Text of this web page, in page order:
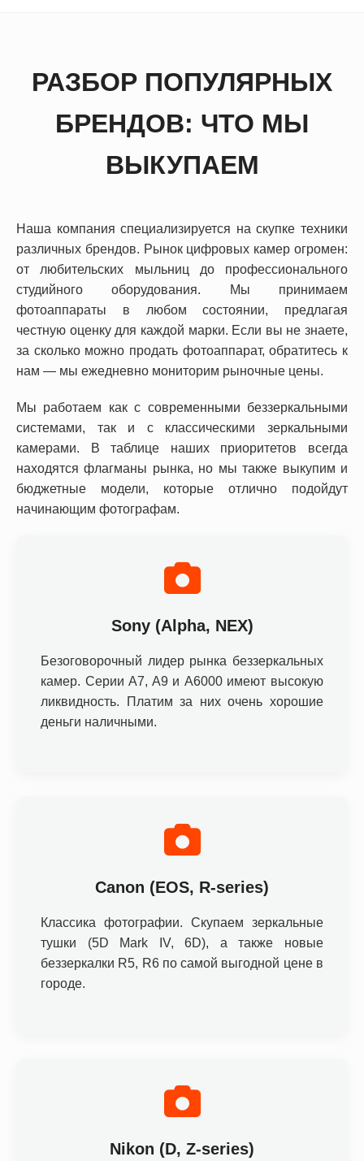
РАЗБОР ПОПУЛЯРНЫХ
БРЕНДОВ: ЧТО МЫ
ВЫКУПАЕМ
Наша компания специализируется на скупке техники
различных брендов. Рынок цифровых камер огромен:
от любительских мыльниц до профессионального
студийного оборудования. Мы принимаем
фотоаппараты в любом состоянии, предлагая
честную оценку для каждой марки. Если вы не знаете,
за сколько можно продать фотоаппарат, обратитесь к
нам — мы ежедневно мониторим рыночные цены.
Мы работаем как с современными беззеркальными
системами, так и с классическими зеркальными
камерами. В таблице наших приоритетов всегда
находятся флагманы рынка, но мы также выкупим и
бюджетные модели, которые отлично подойдут
начинающим фотографам.
Sony (Alpha, NEX)
Безоговорочный лидер рынка беззеркальных
камер. Серии A7, A9 и A6000 имеют высокую
ликвидность. Платим за них очень хорошие
деньги наличными.
Canon (EOS, R-series)
Классика фотографии. Скупаем зеркальные
тушки (5D Mark IV, 6D), а также новые
беззеркалки R5, R6 по самой выгодной цене в
городе.
Nikon (D, Z-series)